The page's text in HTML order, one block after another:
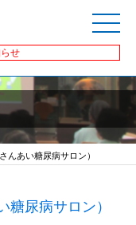
せ
んあい糖尿病サロン）
糖尿病サロン）